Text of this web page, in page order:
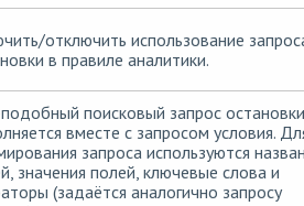
отключить использование
в правиле аналитики.
поисковый запрос остановки
вместе с запросом условия.
запроса используются
значения полей, ключевые слова и
(задаётся аналогично запросу